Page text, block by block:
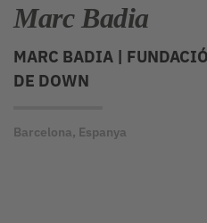
Marc Badia
MARC BADIA |
DE DOWN
Barcelona, Espanya